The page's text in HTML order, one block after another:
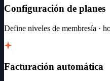
Configuración de planes
Define niveles de membresía ·
Facturación automática